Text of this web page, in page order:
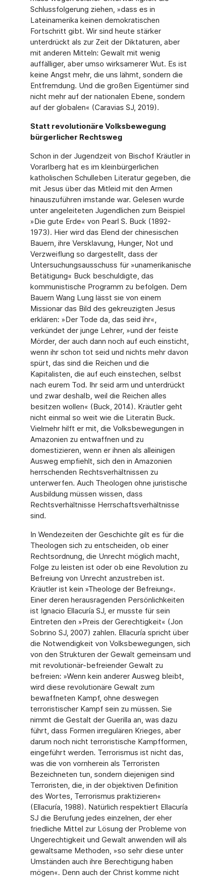
Schlussfolgerung ziehen, »dass es in
Lateinamerika keinen demokratischen
Fortschritt gibt. Wir sind heute stärker
unterdrückt als zur Zeit der Diktaturen, aber
mit anderen Mitteln: Gewalt mit wenig
auffälliger, aber umso wirksamerer Wut. Es ist
keine Angst mehr, die uns lähmt, sondern die
Entfremdung. Und die großen Eigentümer sind
nicht mehr auf der nationalen Ebene, sondern
auf der globalen« (Caravias SJ, 2019).
Statt revolutionäre Volksbewegung
bürgerlicher Rechtsweg
Schon in der Jugendzeit von Bischof Kräutler in
Vorarlberg hat es im kleinbürgerlichen
katholischen Schulleben Literatur gegeben, die
mit Jesus über das Mitleid mit den Armen
hinauszuführen imstande war. Gelesen wurde
unter angeleiteten Jugendlichen zum Beispiel
»Die gute Erde« von Pearl S. Buck (1892-
1973). Hier wird das Elend der chinesischen
Bauern, ihre Versklavung, Hunger, Not und
Verzweiflung so dargestellt, dass der
Untersuchungsausschuss für »unamerikanische
Betätigung« Buck beschuldigte, das
kommunistische Programm zu befolgen. Dem
Bauern Wang Lung lässt sie von einem
Missionar das Bild des gekreuzigten Jesus
erklären: »Der Tode da, das seid ihr«,
verkündet der junge Lehrer, »und der feiste
Mörder, der auch dann noch auf euch einsticht,
wenn ihr schon tot seid und nichts mehr davon
spürt, das sind die Reichen und die
Kapitalisten, die auf euch einstechen, selbst
nach eurem Tod. Ihr seid arm und unterdrückt
und zwar deshalb, weil die Reichen alles
besitzen wollen« (Buck, 2014). Kräutler geht
nicht einmal so weit wie die Literatin Buck.
Vielmehr hilft er mit, die Volksbewegungen in
Amazonien zu entwaffnen und zu
domestizieren, wenn er ihnen als alleinigen
Ausweg empfiehlt, sich den in Amazonien
herrschenden Rechtsverhältnissen zu
unterwerfen. Auch Theologen ohne juristische
Ausbildung müssen wissen, dass
Rechtsverhältnisse Herrschaftsverhältnisse
sind.
In Wendezeiten der Geschichte gilt es für die
Theologen sich zu entscheiden, ob einer
Rechtsordnung, die Unrecht möglich macht,
Folge zu leisten ist oder ob eine Revolution zu
Befreiung von Unrecht anzustreben ist.
Kräutler ist kein »Theologe der Befreiung«.
Einer deren herausragenden Persönlichkeiten
ist Ignacio Ellacuría SJ, er musste für sein
Eintreten den »Preis der Gerechtigkeit« (Jon
Sobrino SJ, 2007) zahlen. Ellacuría spricht über
die Notwendigkeit von Volksbewegungen, sich
von den Strukturen der Gewalt gemeinsam und
mit revolutionär-befreiender Gewalt zu
befreien: »Wenn kein anderer Ausweg bleibt,
wird diese revolutionäre Gewalt zum
bewaffneten Kampf, ohne deswegen
terroristischer Kampf sein zu müssen. Sie
nimmt die Gestalt der Guerilla an, was dazu
führt, dass Formen irregulären Krieges, aber
darum noch nicht terroristische Kampfformen,
eingeführt werden. Terrorismus ist nicht das,
was die von vornherein als Terroristen
Bezeichneten tun, sondern diejenigen sind
Terroristen, die, in der objektiven Definition
des Wortes, Terrorismus praktizieren«
(Ellacuría, 1988). Natürlich respektiert Ellacuría
SJ die Berufung jedes einzelnen, der eher
friedliche Mittel zur Lösung der Probleme von
Ungerechtigkeit und Gewalt anwenden will als
gewaltsame Methoden, »so sehr diese unter
Umständen auch ihre Berechtigung haben
mögen«. Denn auch der Christ komme nicht